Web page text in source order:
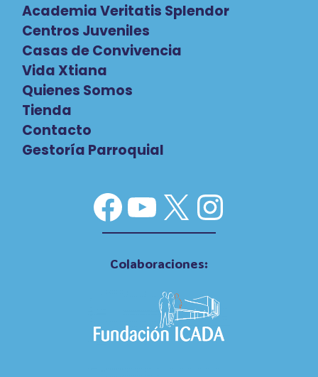
Academia Veritatis Splendor
Centros Juveniles
Casas de Convivencia
Vida Xtiana
Quienes Somos
Tienda
Contacto
Gestoría Parroquial
Facebook
YouTube
X
Colaboraciones: